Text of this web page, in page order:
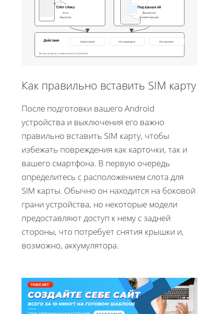
Слот сбоку
Игла
Аккуратно
Под крышкой
Выключите
Снимите крышку
Действия Ориентация Не повредить Инструкция
Вставьте карту в отмеченное углубление
Как правильно вставить SIM карту
После подготовки вашего Android
устройства и выключения его важно
правильно вставить SIM карту, чтобы
избежать повреждения как карточки, так и
вашего смартфона. В первую очередь
определитесь с расположением слота для
SIM карты. Обычно он находится на боковой
грани устройства, но некоторые модели
предоставляют доступ к нему с задней
стороны, что потребует снятия крышки и,
возможно, аккумулятора.